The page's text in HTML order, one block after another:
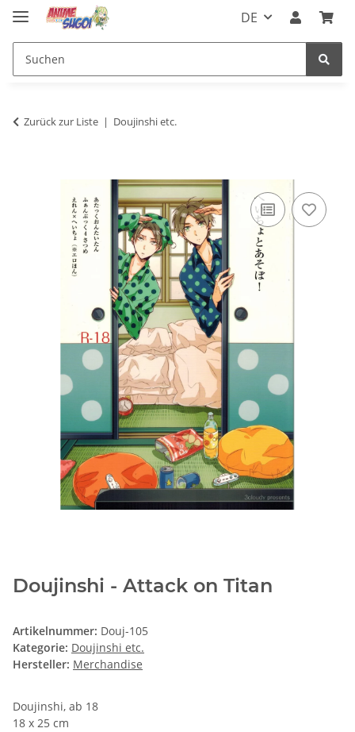
DE
Zurück zur Liste Doujinshi etc.
Doujinshi - Attack on Titan
Artikelnummer: Douj-105
Kategorie: Doujinshi etc.
Hersteller: Merchandise
Doujinshi, ab 18
18 x 25 cm